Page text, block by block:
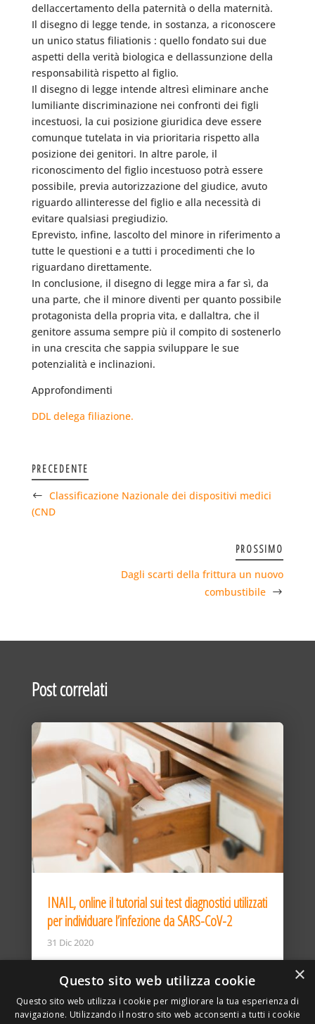
dellaccertamento della paternità o della maternità.
Il disegno di legge tende, in sostanza, a riconoscere
un unico status filiationis : quello fondato sui due
aspetti della verità biologica e dellassunzione della
responsabilità rispetto al figlio.
Il disegno di legge intende altresì eliminare anche
lumiliante discriminazione nei confronti dei figli
incestuosi, la cui posizione giuridica deve essere
comunque tutelata in via prioritaria rispetto alla
posizione dei genitori. In altre parole, il
riconoscimento del figlio incestuoso potrà essere
possibile, previa autorizzazione del giudice, avuto
riguardo allinteresse del figlio e alla necessità di
evitare qualsiasi pregiudizio.
Eprevisto, infine, lascolto del minore in riferimento a
tutte le questioni e a tutti i procedimenti che lo
riguardano direttamente.
In conclusione, il disegno di legge mira a far sì, da
una parte, che il minore diventi per quanto possibile
protagonista della propria vita, e dallaltra, che il
genitore assuma sempre più il compito di sostenerlo
in una crescita che sappia sviluppare le sue
potenzialità e inclinazioni.
Approfondimenti
DDL delega filiazione.
PRECEDENTE
Classificazione Nazionale dei dispositivi medici
(CND
PROSSIMO
Dagli scarti della frittura un nuovo
combustibile
Post correlati
INAIL, online il tutorial sui test diagnostici utilizzati
per individuare l’infezione da SARS-CoV-2
31 Dic 2020
×
Questo sito web utilizza cookie
Questo sito web utilizza i cookie per migliorare la tua esperienza di
navigazione. Utilizzando il nostro sito web acconsenti a tutti i cookie